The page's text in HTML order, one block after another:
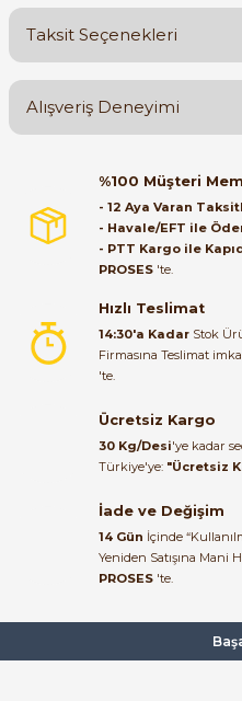
Ürün hakkında
Taksit Seçenekleri
Alışveriş Deneyimi
Orijinal kutusuyla ertesi gün
ulaştı elimize. Teşekkürler.
B... A... | 27/06/2026
bundan mehmet bey ilgi ve
alakası için teşekkür ederim
muhammed demirci |
Ürün elime eksiksiz ve hasarsız
ulaştı. Paketleme özenliydi,
Kemal Toktaş | 20/06/2026
problemsiz geçti.
Kemal Toktaş | 20/06/2026
%100 Müşteri
- 12 Aya Varan
- Havale/EFT ile
- PTT Kargo ile
PROSES 'te.
Hızlı Teslimat
14:30'a Kadar Stok
Firmasına Teslimat
'te.
Ücretsiz Kargo
30 Kg/Desi'ye kadar
Türkiye'ye: "Ücretsiz
İade ve Değişim
14 Gün İçinde
Yeniden Satışına Mani
PROSES 'te.